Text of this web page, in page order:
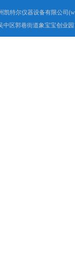
凯特尔仪器设备有限公司
中区郭巷街道象宝宝创业